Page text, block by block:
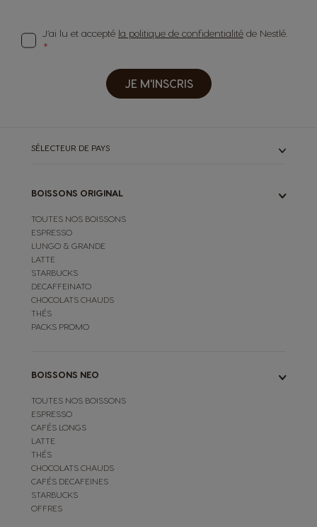
J’ai lu et accepté la politique de confidentialité de Nestlé.
JE M'INSCRIS
SÉLECTEUR DE PAYS
BOISSONS ORIGINAL
TOUTES NOS BOISSONS
ESPRESSO
LUNGO & GRANDE
LATTE
STARBUCKS
DECAFFEINATO
CHOCOLATS CHAUDS
THÉS
PACKS PROMO
BOISSONS NEO
TOUTES NOS BOISSONS
ESPRESSO
CAFÉS LONGS
LATTE
THÉS
CHOCOLATS CHAUDS
CAFÉS DECAFEINES
STARBUCKS
OFFRES